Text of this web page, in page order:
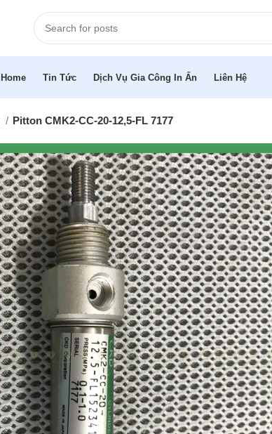
Home Tin Tức Dịch Vụ Gia Công In Ấn Liên Hệ
Pitton CMK2-CC-20-12,5-FL 7177